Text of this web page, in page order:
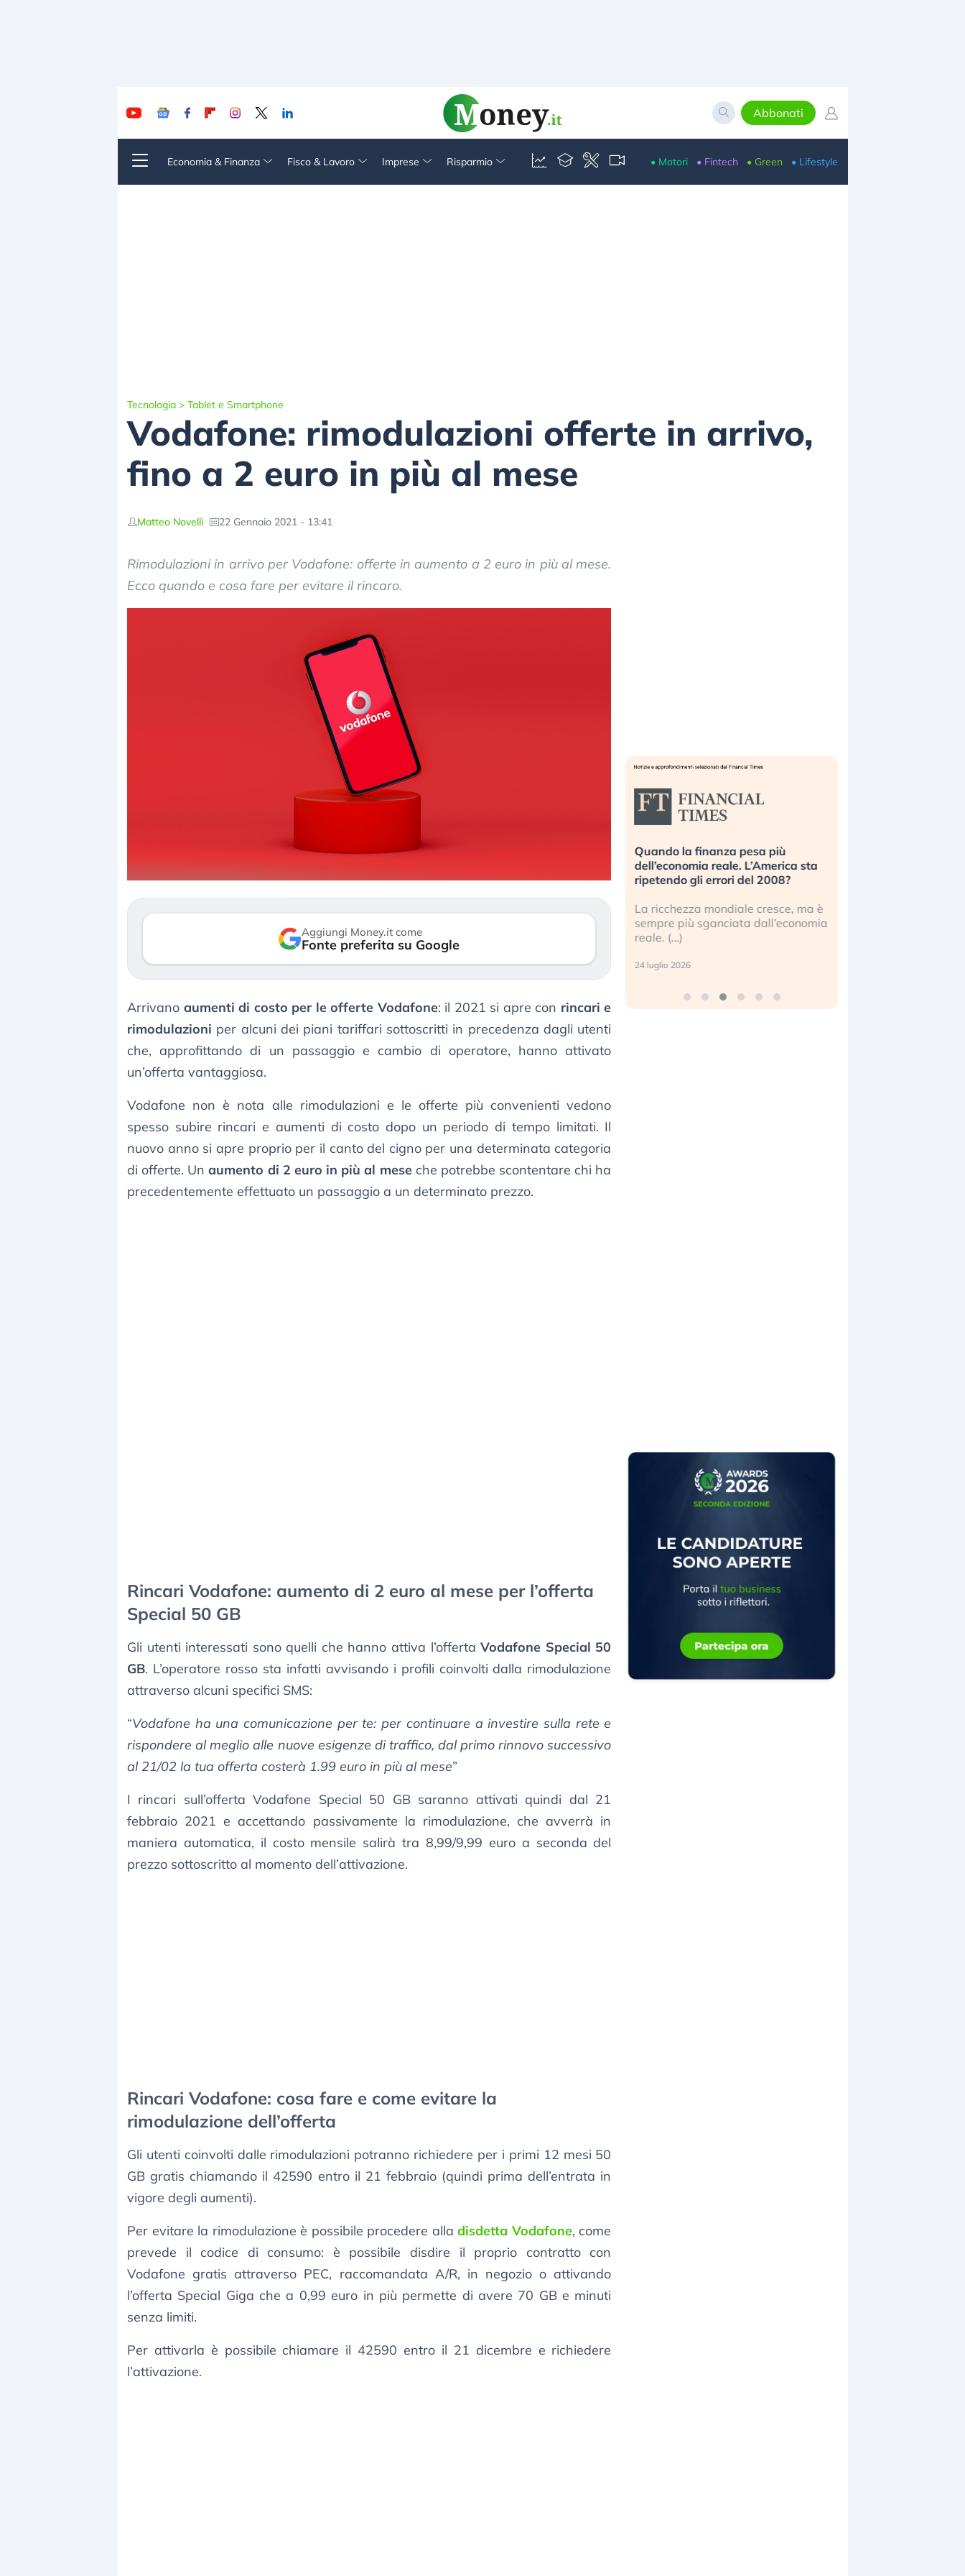
Abbonati
Economia & Finanza Fisco & Lavoro Imprese Risparmio • Motori • Fintech • Green • Lifestyle
Tecnologia > Tablet e Smartphone
Vodafone: rimodulazioni offerte in arrivo,
fino a 2 euro in più al mese
Matteo Novelli 22 Gennaio 2021 - 13:41
Rimodulazioni in arrivo per Vodafone: offerte in aumento a 2 euro in più al mese.
Ecco quando e cosa fare per evitare il rincaro.
Aggiungi Money.it come
Fonte preferita su Google
Arrivano aumenti di costo per le offerte Vodafone: il 2021 si apre con rincari e
rimodulazioni per alcuni dei piani tariffari sottoscritti in precedenza dagli utenti
che, approfittando di un passaggio e cambio di operatore, hanno attivato
un’offerta vantaggiosa.
Vodafone non è nota alle rimodulazioni e le offerte più convenienti vedono
spesso subire rincari e aumenti di costo dopo un periodo di tempo limitati. Il
nuovo anno si apre proprio per il canto del cigno per una determinata categoria
di offerte. Unaumento di 2 euro in più al meseche potrebbe scontentare chi ha
precedentemente effettuato un passaggio a un determinato prezzo.
Rincari Vodafone: aumento di 2 euro al mese per l’offerta
Special 50 GB
Gli utenti interessati sono quelli che hanno attiva l’offertaVodafone Special 50
GB. L’operatore rosso sta infatti avvisando i profili coinvolti dalla rimodulazione
attraverso alcuni specifici SMS:
“Vodafone ha una comunicazione per te: per continuare a investire sulla rete e
rispondere al meglio alle nuove esigenze di traffico, dal primo rinnovo successivo
al 21/02 la tua offerta costerà 1.99 euro in più al mese”
I rincari sull’offerta Vodafone Special 50 GB saranno attivati quindi dal 21
febbraio 2021 e accettando passivamente la rimodulazione, che avverrà in
maniera automatica, il costo mensile salirà tra 8,99/9,99 euro a seconda del
prezzo sottoscritto al momento dell’attivazione.
Rincari Vodafone: cosa fare e come evitare la
rimodulazione dell’offerta
Gli utenti coinvolti dalle rimodulazioni potranno richiedere per i primi 12 mesi 50
GB gratis chiamando il 42590 entro il 21 febbraio (quindi prima dell’entrata in
vigore degli aumenti).
Per evitare la rimodulazione è possibile procedere alladisdetta Vodafone, come
prevede il codice di consumo: è possibile disdire il proprio contratto con
Vodafone gratis attraverso PEC, raccomandata A/R, in negozio o attivando
l’offerta Special Giga che a 0,99 euro in più permette di avere 70 GB e minuti
senza limiti.
Per attivarla è possibile chiamare il 42590 entro il 21 dicembre e richiedere
l’attivazione.
Dalle valutazioni estreme alla
repricing degli asset?
3 agosto 2026
«La mia vita è rovinata». Investitori
della bolla AI
Kospi, mentre gli investitori retail (…)
30 luglio 2026
Quando la finanza pesa più
dell’economia reale. L’America sta
ripetendo gli errori del 2008?
La ricchezza mondiale cresce, ma è
sempre più sganciata dall’economia
reale. (…)
24 luglio 2026